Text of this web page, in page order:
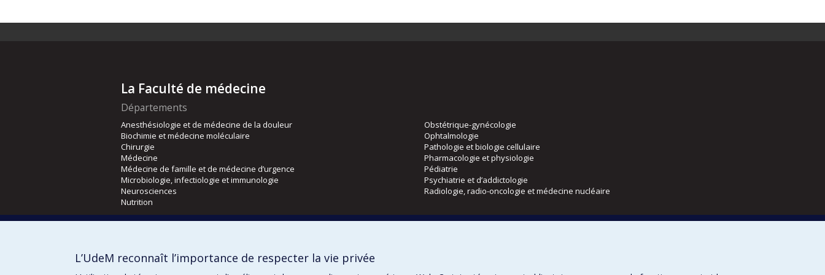
La Faculté de médecine
Départements
Anesthésiologie et de médecine de la douleur
Biochimie et médecine moléculaire
Chirurgie
Médecine
Médecine de famille et de médecine d’urgence
Microbiologie, infectiologie et immunologie
Neurosciences
Nutrition
Obstétrique-gynécologie
Ophtalmologie
Pathologie et biologie cellulaire
Pharmacologie et physiologie
Pédiatrie
Psychiatrie et d’addictologie
Radiologie, radio-oncologie et médecine nucléaire
Orthophonie et audiologie
L’UdeM reconnaît l’importance de respecter la vie privée